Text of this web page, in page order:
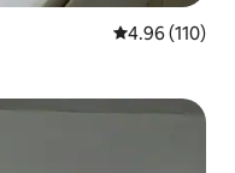
औसत रेटिंग 5 में से
4.96 (110)